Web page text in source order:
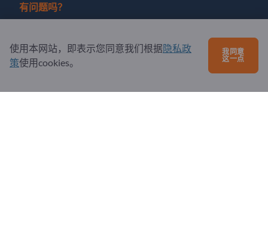
有问题吗？
我们提供的服务
使用本网站，即表示您同意我们根据隐私政
策使用cookies。
我同意
这一点